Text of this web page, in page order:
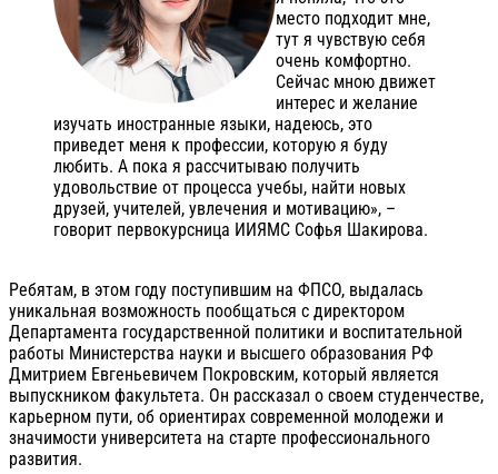
место подходит мне,
тут я чувствую себя
очень комфортно.
Сейчас мною движет
интерес и желание
изучать иностранные языки, надеюсь, это
приведет меня к профессии, которую я буду
любить. А пока я рассчитываю получить
удовольствие от процесса учебы, найти новых
друзей, учителей, увлечения и мотивацию», –
говорит первокурсница ИИЯМС Софья Шакирова.
Ребятам, в этом году поступившим на ФПСО, выдалась
уникальная возможность пообщаться с директором
Департамента государственной политики и воспитательной
работы Министерства науки и высшего образования РФ
Дмитрием Евгеньевичем Покровским, который является
выпускником факультета. Он рассказал о своем студенчестве,
карьерном пути, об ориентирах современной молодежи и
значимости университета на старте профессионального
развития.